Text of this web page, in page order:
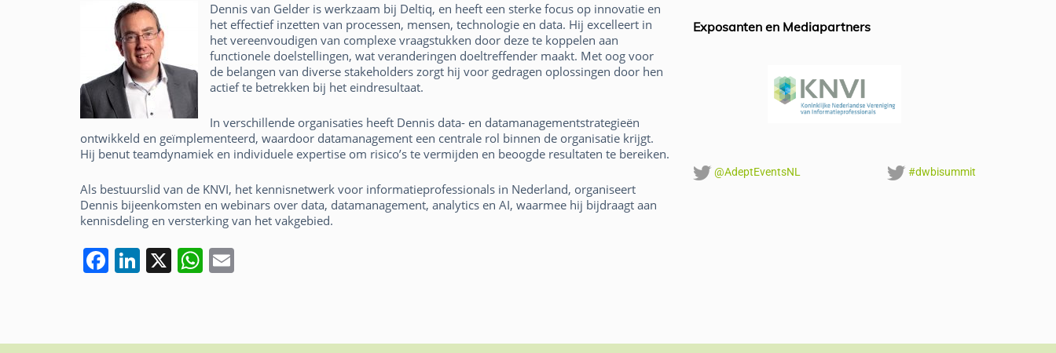
Dennis van Gelder is werkzaam bij Deltiq, en heeft een sterke focus op innovatie en
het effectief inzetten van processen, mensen, technologie en data. Hij excelleert in
het vereenvoudigen van complexe vraagstukken door deze te koppelen aan
functionele doelstellingen, wat veranderingen doeltreffender maakt. Met oog voor
de belangen van diverse stakeholders zorgt hij voor gedragen oplossingen door hen
actief te betrekken bij het eindresultaat.
In verschillende organisaties heeft Dennis data- en datamanagementstrategieën
ontwikkeld en geïmplementeerd, waardoor datamanagement een centrale rol binnen de organisatie krijgt.
Hij benut teamdynamiek en individuele expertise om risico’s te vermijden en beoogde resultaten te bereiken.
Als bestuurslid van de KNVI, het kennisnetwerk voor informatieprofessionals in Nederland, organiseert
Dennis bijeenkomsten en webinars over data, datamanagement, analytics en AI, waarmee hij bijdraagt aan
kennisdeling en versterking van het vakgebied.
F
e
Li
e
X W
s l
Exposanten en Mediapartners
@AdeptEventsNL #dwbisummit